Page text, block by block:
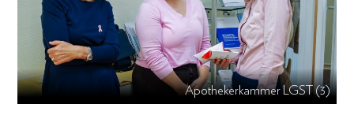
Apothekerkammer LGST (3)